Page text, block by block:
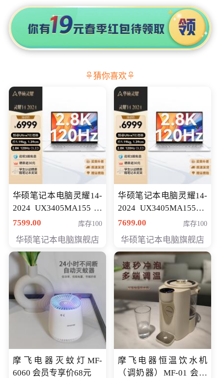
猜你喜欢
华硕笔记本电脑灵耀14-
2024 UX3405MA155冰
川银 oled 智慧轻薄本 会
7599.00 库存100
华硕笔记本电脑旗舰店
华硕笔记本电脑灵耀14-
2024 UX3405MA155夜
空蓝 oled 智慧轻薄本 会
7699.00 库存100
华硕笔记本电脑旗舰店
摩飞电器灭蚊灯MF-
6060 会员专享价68元
摩飞电器恒温饮水机
（调奶器）MF-01 会员